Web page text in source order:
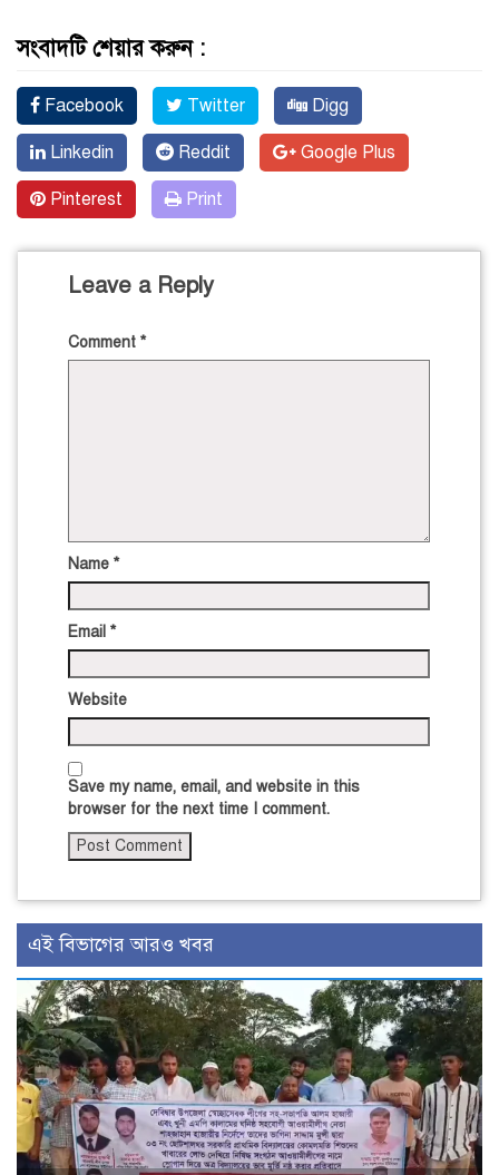
সংবাদটি শেয়ার করুন :
Facebook Twitter Digg
Linkedin Reddit Google Plus
Pinterest Print
Leave a Reply
Comment *
Name *
Email *
Website
Save my name, email, and website in this
browser for the next time I comment.
এই বিভাগের আরও খবর